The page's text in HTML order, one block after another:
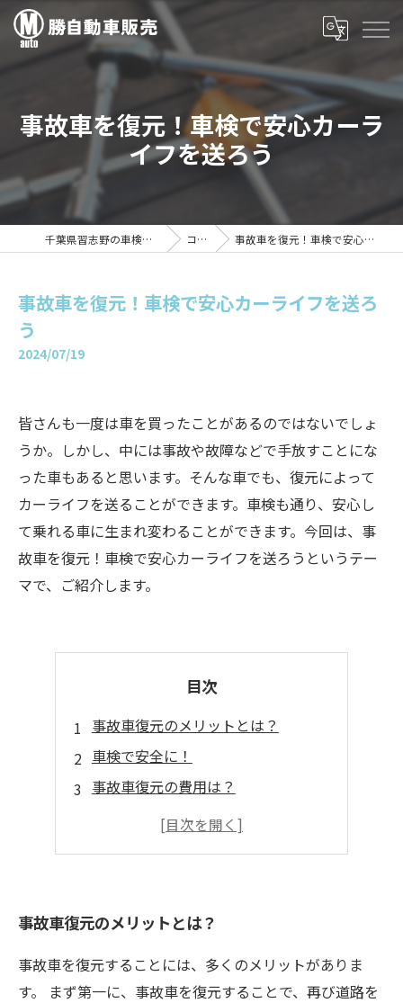
事故車を復元！車検で安心カーラ
イフを送ろう
千葉県習志野の車検は勝自動車販売 コラム 事故車を復元！車検で安心カーライフを送ろう
事故車を復元！車検で安心カーライフを送ろ
う
2024/07/19
皆さんも一度は車を買ったことがあるのではないでしょ
うか。しかし、中には事故や故障などで手放すことにな
った車もあると思います。そんな車でも、復元によって
カーライフを送ることができます。車検も通り、安心し
て乗れる車に生まれ変わることができます。今回は、事
故車を復元！車検で安心カーライフを送ろうというテー
マで、ご紹介します。
目次
事故車復元のメリットとは？
車検で安全に！
事故車復元の費用は？
適切な復元方法は？
事故車復元のメリットとは？
事故車を復元することには、多くのメリットがありま
す。 まず第一に、事故車を復元することで、再び道路を